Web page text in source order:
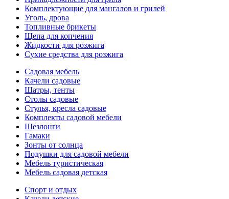
Комплектующие для мангалов и грилей
Уголь, дрова
Топливные брикеты
Щепа для копчения
Жидкости для розжига
Сухие средства для розжига
Садовая мебель
Качели садовые
Шатры, тенты
Столы садовые
Стулья, кресла садовые
Комплекты садовой мебели
Шезлонги
Гамаки
Зонты от солнца
Подушки для садовой мебели
Мебель туристическая
Мебель садовая детская
Спорт и отдых